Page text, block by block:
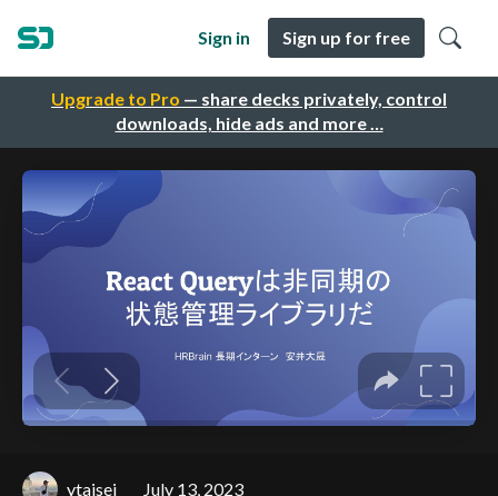
Upgrade to Pro — share decks privately, control
downloads, hide ads and more …
Sign in Sign up for free
ytaisei July 13, 2023